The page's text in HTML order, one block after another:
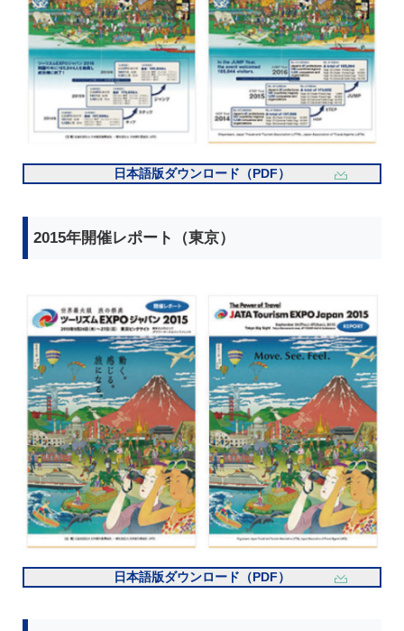
日本語版ダウンロード（PDF）
2015年開催レポート（東京）
日本語版ダウンロード（PDF）